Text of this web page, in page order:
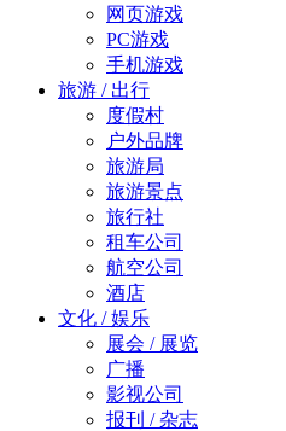
网页游戏
PC游戏
手机游戏
旅游 / 出行
度假村
户外品牌
旅游局
旅游景点
旅行社
租车公司
航空公司
酒店
文化 / 娱乐
展会 / 展览
广播
影视公司
报刊 / 杂志